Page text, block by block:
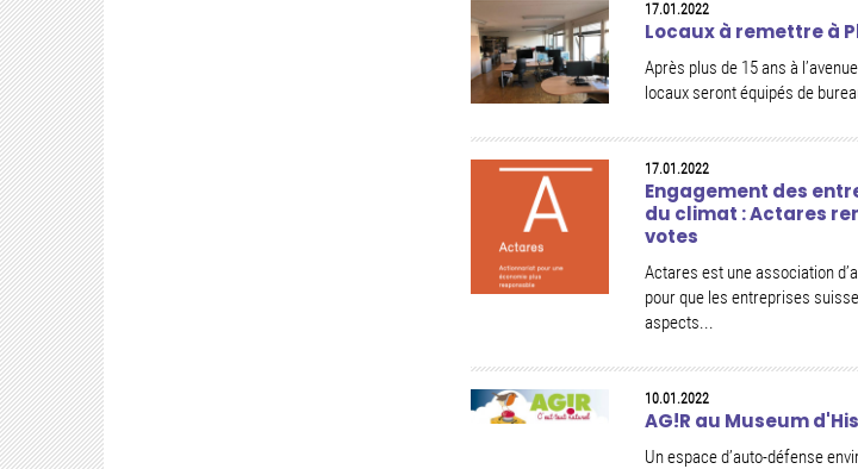
17.01.2022
Locaux à remettre à
Après plus de 15 ans à
locaux seront équipés de
17.01.2022
Engagement des
du climat : Actares
votes
Actares est une association
pour que les entreprises
aspects...
10.01.2022
AG!R au Museum
Un espace d’auto-défense